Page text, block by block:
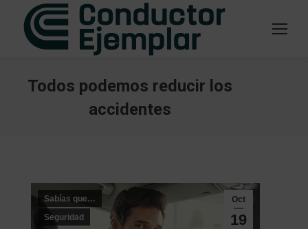
Todos podemos reducir los
accidentes
Oct
19
Sabías que…
Seguridad